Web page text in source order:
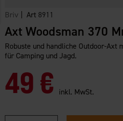
Briv | Art 8911
Axt Woodsman 370
Robuste und handliche Outdoor-
für Camping und Jagd.
49 € inkl. MwSt.